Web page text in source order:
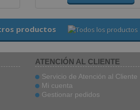
productos
ATENCIÓN AL CLIENTE
Servicio de Atención al Cliente
Mi cuenta
Gestionar pedidos